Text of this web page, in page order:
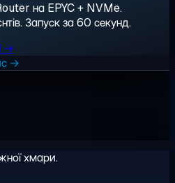
на EPYC + NVMe.
Запуск за 60 секунд.
→
→
хмари.